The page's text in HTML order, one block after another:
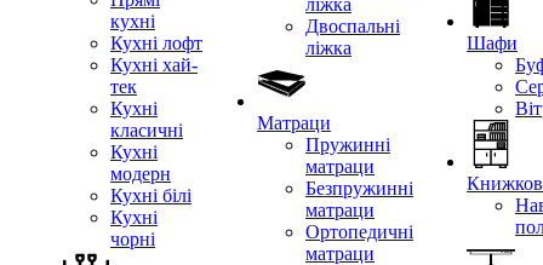
кухні
Кухні лофт
Кухні хай-
тек
Кухні
класичні
Кухні
модерн
Кухні білі
Кухні
чорні
ліжка
Двоспальні
ліжка
Матраци
Пружинні
матраци
Безпружинні
матраци
Ортопедичні
матраци
Шафи